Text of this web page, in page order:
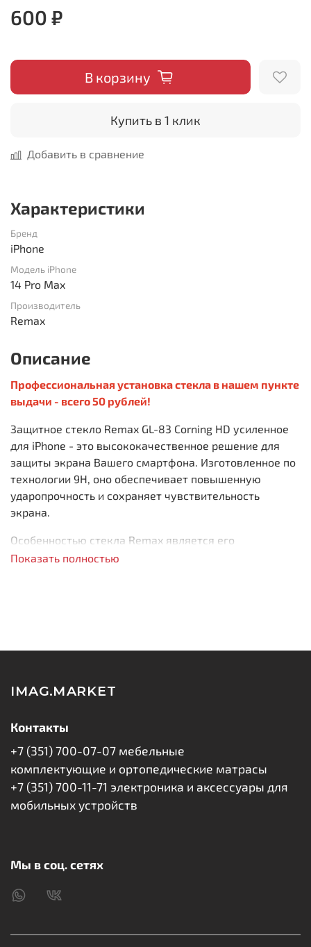
600 ₽
В корзину
Купить в 1 клик
Добавить в сравнение
Характеристики
Бренд
iPhone
Модель iPhone
14 Pro Max
Производитель
Remax
Описание
Профессиональная установка стекла в нашем пункте
выдачи - всего 50 рублей!
Защитное стекло Remax GL-83 Corning HD усиленное
для iPhone - это высококачественное решение для
защиты экрана Вашего смартфона. Изготовленное по
технологии 9H, оно обеспечивает повышенную
ударопрочность и сохраняет чувствительность
экрана.
Особенностью стекла Remax является его
износостойкость. Благодаря полному прилеганию и
грязи на экране при интенсивном использовании
В комплект входит само защитное стекло, салфетки и
товара при транспортировке.
Показать полностью
IMAG.MARKET
Контакты
+7 (351) 700-07-07 мебельные
комплектующие и ортопедические матрасы
+7 (351) 700-11-71 электроника и аксессуары для
мобильных устройств
Мы в соц. сетях